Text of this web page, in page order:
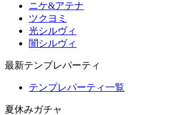
ニケ&アテナ
ツクヨミ
光シルヴィ
闇シルヴィ
最新テンプレパーティ
テンプレパーティ一覧
夏休みガチャ